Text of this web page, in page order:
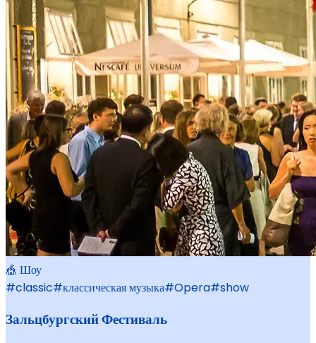
🎪 Шоу
#classic#классическая музыка#Opera#show
Зальцбургский Фестиваль